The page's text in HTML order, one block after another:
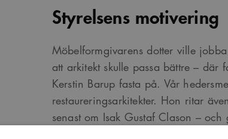
Styrelsens motivering
Möbelformgivarens dotter ville
att arkitekt skulle passa bättre – där
Kerstin Barup fasta på. Vår
restaureringsarkitekter. Hon ritar
senast om Isak Gustaf Clason –
Sveriges Arkitekter kallade blev